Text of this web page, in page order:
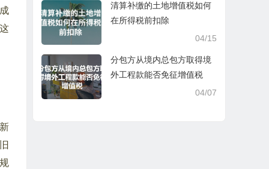
清算补缴的土地增值税如何
在所得税前扣除
04/15
分包方从境内总包方取得境
外工程款能否免征增值税
04/07